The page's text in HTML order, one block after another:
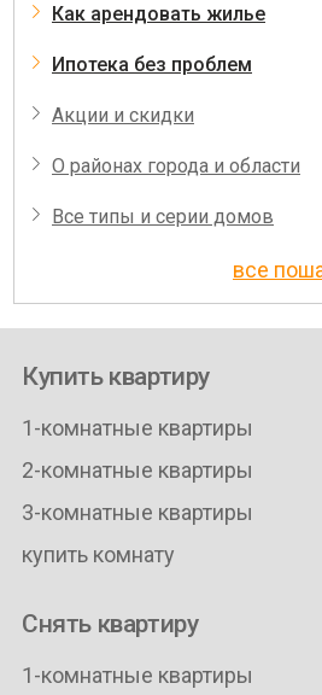
Как арендовать жилье
Ипотека без проблем
Акции и скидки
О районах города и области
Все типы и серии домов
все
Купить квартиру
1-комнатные квартиры
2-комнатные квартиры
3-комнатные квартиры
купить комнату
Снять квартиру
1-комнатные квартиры